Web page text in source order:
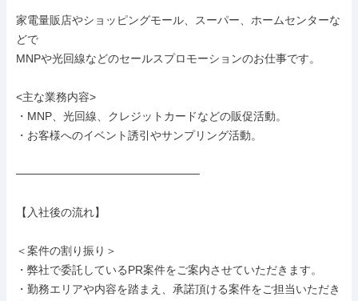
家電量販店やショッピングモール、スーパー、ホームセンターな
どで
MNPや光回線などのセールスプロモーションのお仕事です。
<主な業務内容>
・MNP、光回線、クレジットカードなどの販促活動。
・お客様へのイベント誘引やサンプリング活動。
───────────────────────
【入社後の流れ】
＜案件の割り振り＞
・弊社で委託しているPR案件をご案内させていただきます。
・勤務エリアや内容を踏まえ、承諾頂ける案件をご担当いただき